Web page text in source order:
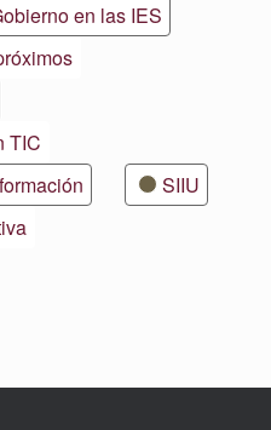
en las IES
TIC
SIIU